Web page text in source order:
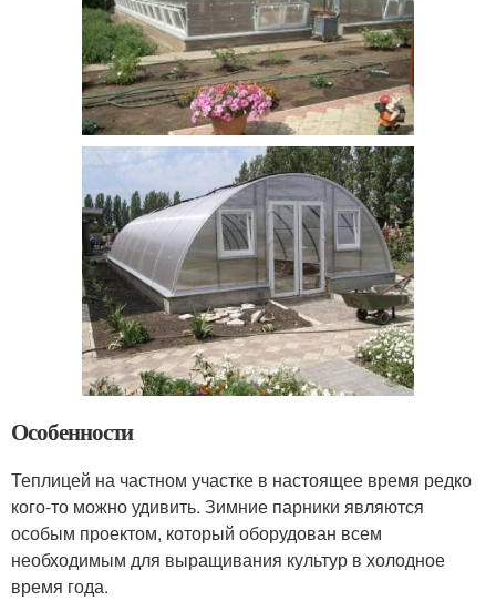
Особенности
Теплицей на частном участке в настоящее время редко
кого-то можно удивить. Зимние парники являются
особым проектом, который оборудован всем
необходимым для выращивания культур в холодное
время года.